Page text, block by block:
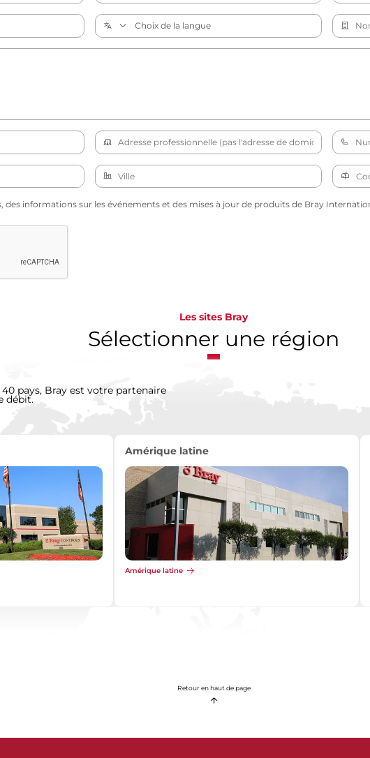
des informations sur les événements et des mises à jour de produits de Bray
Les sites Bray
Sélectionner une région
pays, Bray est votre partenaire
débit.
Afrique
Afrique
Retour en haut de page